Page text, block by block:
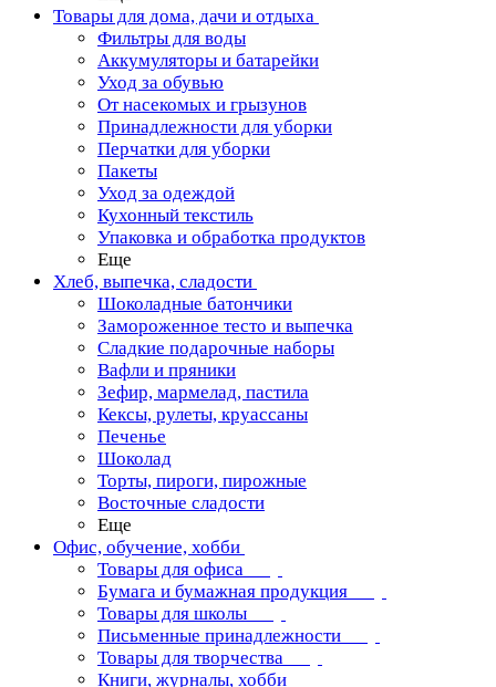
Товары для дома, дачи и отдыха
Фильтры для воды
Аккумуляторы и батарейки
Уход за обувью
От насекомых и грызунов
Принадлежности для уборки
Перчатки для уборки
Пакеты
Уход за одеждой
Кухонный текстиль
Упаковка и обработка продуктов
Еще
Хлеб, выпечка, сладости
Шоколадные батончики
Замороженное тесто и выпечка
Сладкие подарочные наборы
Вафли и пряники
Зефир, мармелад, пастила
Кексы, рулеты, круассаны
Печенье
Шоколад
Торты, пироги, пирожные
Восточные сладости
Еще
Офис, обучение, хобби
Товары для офиса
Бумага и бумажная продукция
Товары для школы
Письменные принадлежности
Товары для творчества
Книги, журналы, хобби